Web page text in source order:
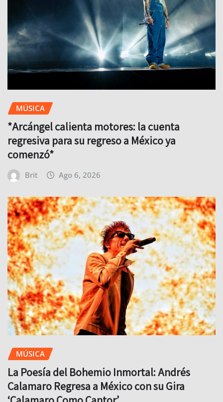
MÚSICA
*Arcángel calienta motores: la cuenta
regresiva para su regreso a México ya
comenzó*
Brit Ago 6, 2026
MÚSICA
La Poesía del Bohemio Inmortal: Andrés
Calamaro Regresa a México con su Gira